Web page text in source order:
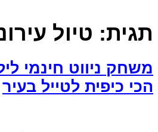
טיול
ניווט חינמי
כיפית לטייל בעיר